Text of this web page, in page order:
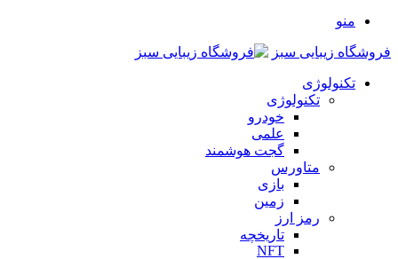
منو
فروشگاه زیبایی سبز
تکنولوژی
تکنولوژی
خودرو
علمی
گجت هوشمند
متاورس
بازی
زمین
رمز ارز
تاریخچه
NFT